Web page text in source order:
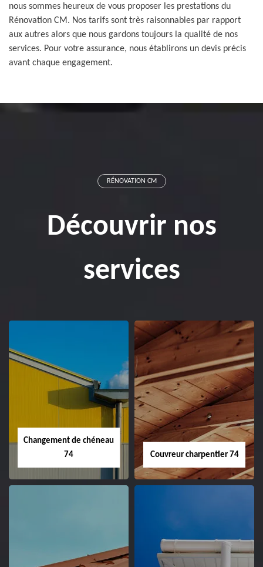
nous sommes heureux de vous proposer les prestations du
Rénovation CM. Nos tarifs sont très raisonnables par rapport
aux autres alors que nous gardons toujours la qualité de nos
services. Pour votre assurance, nous établirons un devis précis
avant chaque engagement.
RÉNOVATION CM
Découvrir nos
services
Changement de chéneau
74
Couvreur charpentier 74